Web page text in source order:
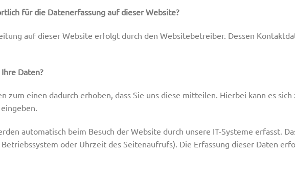
für die Datenerfassung auf dieser Website?
auf dieser Website erfolgt durch den Websitebetreiber. Dessen
Daten?
zum einen dadurch erhoben, dass Sie uns diese mitteilen. Hierbei kann es
automatisch beim Besuch der Website durch unsere IT-Systeme erfasst.
oder Uhrzeit des Seitenaufrufs). Die Erfassung dieser Daten